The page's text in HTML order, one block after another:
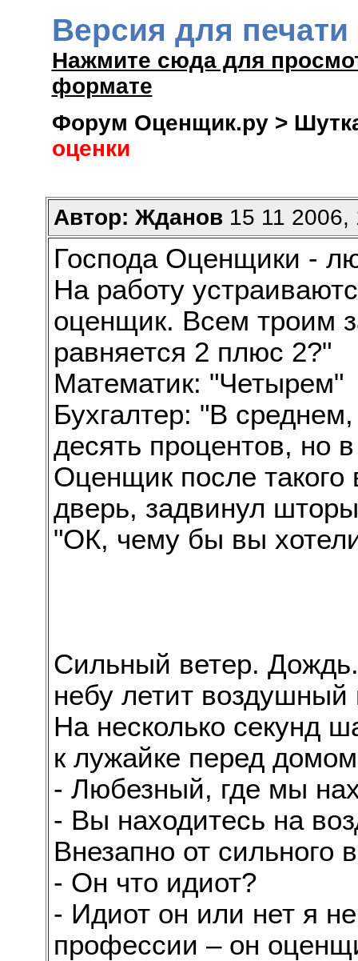
Версия для
Нажмите сюда для
формате
Форум Оценщик.ру >
оценки
Автор: Жданов 15 11 2006,
Господа Оценщики -
На работу
оценщик. Всем троим
равняется 2 плюс 2?"
Математик: "Четырем"
Бухгалтер: "В
десять процентов, но
Оценщик после такого
дверь, задвинул
"ОК, чему бы вы
Сильный ветер.
небу летит
На несколько секунд
к лужайке перед
- Любезный, где мы
- Вы находитесь на
Внезапно от сильного
- Он что идиот?
- Идиот он или нет я
профессии – он